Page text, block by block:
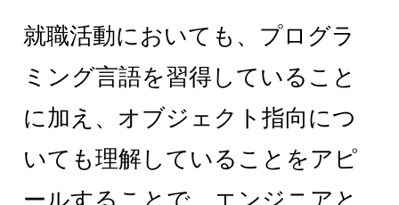
就職活動においても、プログラ
ミング言語を習得していること
に加え、オブジェクト指向につ
いても理解していることをアピ